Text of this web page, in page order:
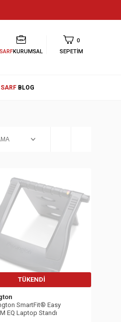
SARFKURUMSAL
0
SEPETIM
SARF BLOG
TÜKENDI
SmartFit® Easy
EQ Laptop Standı